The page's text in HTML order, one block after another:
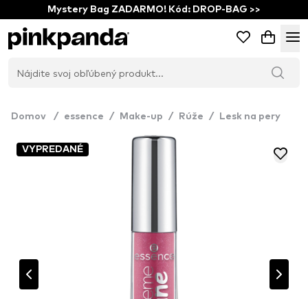
Mystery Bag ZADARMO! Kód: DROP-BAG >>
Domov / essence / Make-up / Rúže / Lesk na pery
VYPREDANÉ